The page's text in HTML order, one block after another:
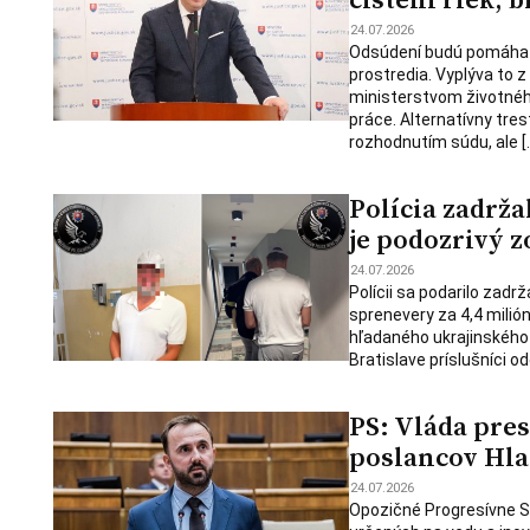
24.07.2026
Odsúdení budú
prostredia. Vyplýva to
ministerstvom
práce. Alternatívny
rozhodnutím súdu, ale
Polícia
je podozrivý
24.07.2026
Polícii sa podarilo
sprenevery za 4,4
hľadaného
Bratislave príslušníci
PS: Vláda
poslancov
24.07.2026
Opozičné Progresívne